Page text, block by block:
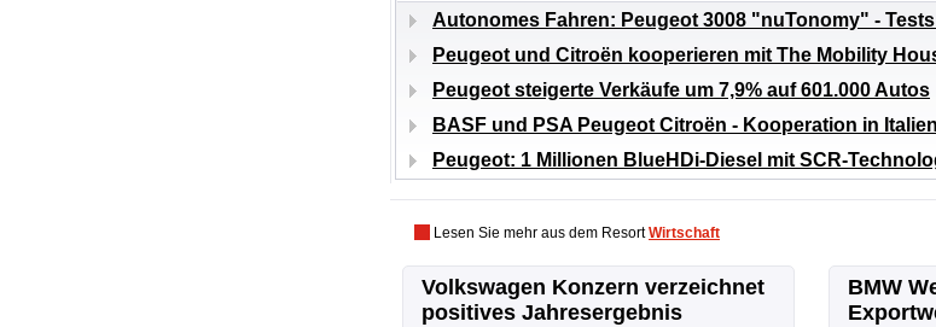
Autonomes Fahren: Peugeot 3008 "nuTonomy" -
Peugeot und Citroën kooperieren mit The Mobility
Peugeot steigerte Verkäufe um 7,9% auf 601.000 Autos
BASF und PSA Peugeot Citroën - Kooperation in Italien
Peugeot: 1 Millionen BlueHDi-Diesel mit SCR-
Lesen Sie mehr aus dem ResortWirtschaft
Volkswagen Konzern verzeichnet
positives Jahresergebnis
BMW